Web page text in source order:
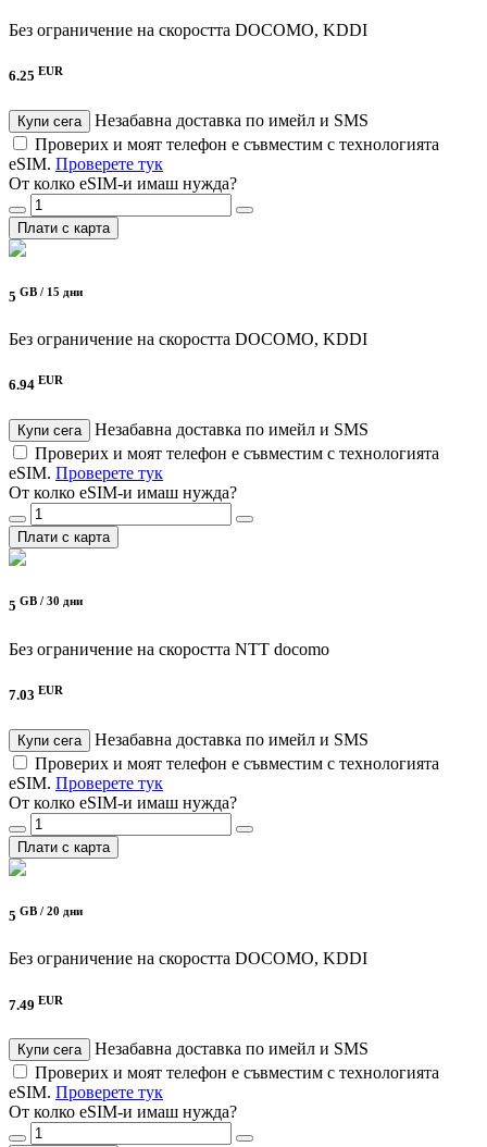
Без ограничение на скоростта DOCOMO, KDDI
6.25 EUR
Купи сега
Незабавна доставка по имейл и SMS
Проверих и моят телефон е съвместим с технологията
eSIM. Проверете тук
От колко eSIM-и имаш нужда?
Плати с карта
5 GB / 15 дни
Без ограничение на скоростта DOCOMO, KDDI
6.94 EUR
Купи сега
Незабавна доставка по имейл и SMS
Проверих и моят телефон е съвместим с технологията
eSIM. Проверете тук
От колко eSIM-и имаш нужда?
Плати с карта
5 GB / 30 дни
Без ограничение на скоростта NTT docomo
7.03 EUR
Купи сега
Незабавна доставка по имейл и SMS
Проверих и моят телефон е съвместим с технологията
eSIM. Проверете тук
От колко eSIM-и имаш нужда?
Плати с карта
5 GB / 20 дни
Без ограничение на скоростта DOCOMO, KDDI
7.49 EUR
Купи сега
Незабавна доставка по имейл и SMS
Проверих и моят телефон е съвместим с технологията
eSIM. Проверете тук
От колко eSIM-и имаш нужда?